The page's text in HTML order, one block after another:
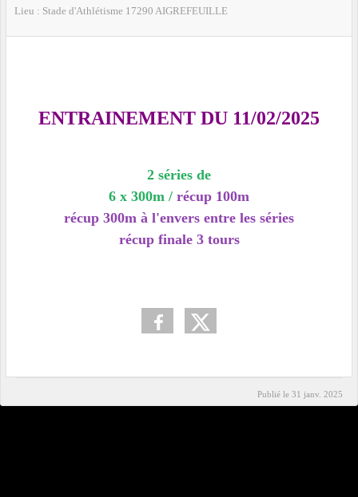
Lieu : Stade d'Athlétisme 17290 AIGREFEUILLE
ENTRAINEMENT DU 11/02/2025
2 séries de
6 x 300m / récup 100m
récup 300m à l'envers entre les séries
récup finale 3tours
Publié le 31 janv. 2025